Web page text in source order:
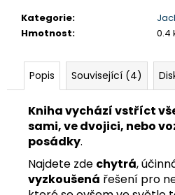
Kategorie:
Hmotnost: 0.4
Popis Související (4)
Kniha vychází vstříct
sami, ve dvojici, nebo
posádky.
Najdete zde chytrá,
vyzkoušená řešení pro
e
m
e
PLACHTY
349